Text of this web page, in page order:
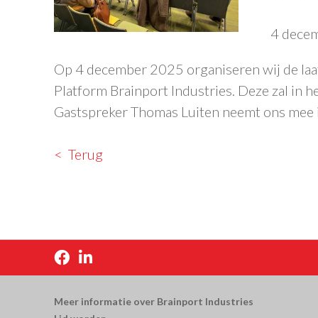
4
Op 4 december 2025 organiseren wij de
Platform Brainport Industries. Deze zal in
Gastspreker Thomas Luiten neemt ons
Terug
 
Meer informatie over Brainport Industries